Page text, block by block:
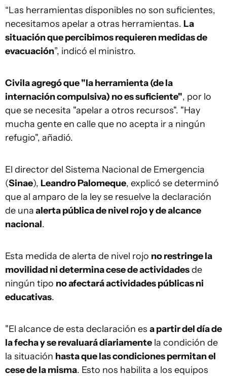
“Las herramientas disponibles no son suficientes,
necesitamos apelar a otras herramientas. La
situación que percibimos requieren medidas de
evacuación”, indicó el ministro.
Civila agregó que "la herramienta (de la
internación compulsiva) no es suficiente", por lo
que se necesita "apelar a otros recursos". "Hay
mucha gente en calle que no acepta ir a ningún
refugio", añadió.
El director del Sistema Nacional de Emergencia
(Sinae), Leandro Palomeque, explicó se determinó
que al amparo de la ley se resuelve la declaración
de unaalerta pública de nivel rojo y de alcance
nacional.
Esta medida de alerta de nivel rojo no restringe la
movilidad ni determina cese de actividadesde
ningún tipo no afectará actividades públicas ni
educativas.
"El alcance de esta declaración es a partir del día de
la fecha y se revaluará diariamente la condición de
la situación hasta que las condiciones permitan el
cese de la misma. Esto nos habilita a los equipos